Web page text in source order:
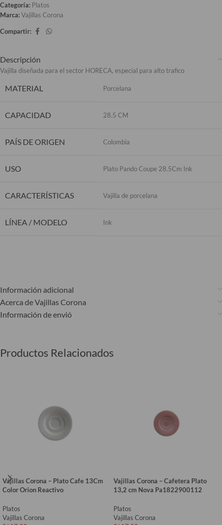
Categoría: Platos
Marca:Vajillas Corona
Compartir:
Descripción
Vajilla diseñada para el sector HORECA, especial para alto trafico
MATERIAL Porcelana
CAPACIDAD 28.5 CM
PAÍS DE ORIGEN Colombia
USO Plato Pando Coupe 28.5Cm Ink
CARACTERÍSTICAS Vajilla de porcelana
LÍNEA / MODELO Ink
Información adicional
Acerca de Vajillas Corona
Información de envió
Productos Relacionados
Vajillas Corona – Plato Cafe 13Cm
Color Orion Reactivo
Platos
Vajillas Corona
Vajillas Corona – Cafetera Plato
13,2 cm Nova Pa1822900112
Platos
Vajillas Corona